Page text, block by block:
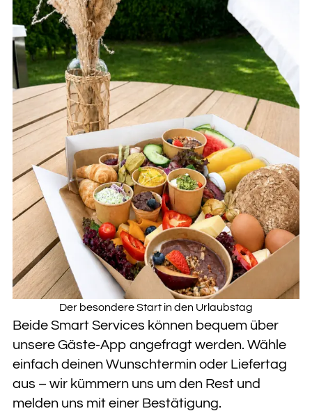
Der besondere Start in den Urlaubstag
Beide Smart Services können bequem über
unsere Gäste-App angefragt werden. Wähle
einfach deinen Wunschtermin oder Liefertag
aus – wir kümmern uns um den Rest und
melden uns mit einer Bestätigung.